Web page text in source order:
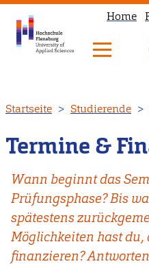
zum
Inhalt
Home
Startseite Studierende
Termine &
Wann beginnt das
Prüfungsphase? Bis
spätestens
Möglichkeiten hast
finanzieren?